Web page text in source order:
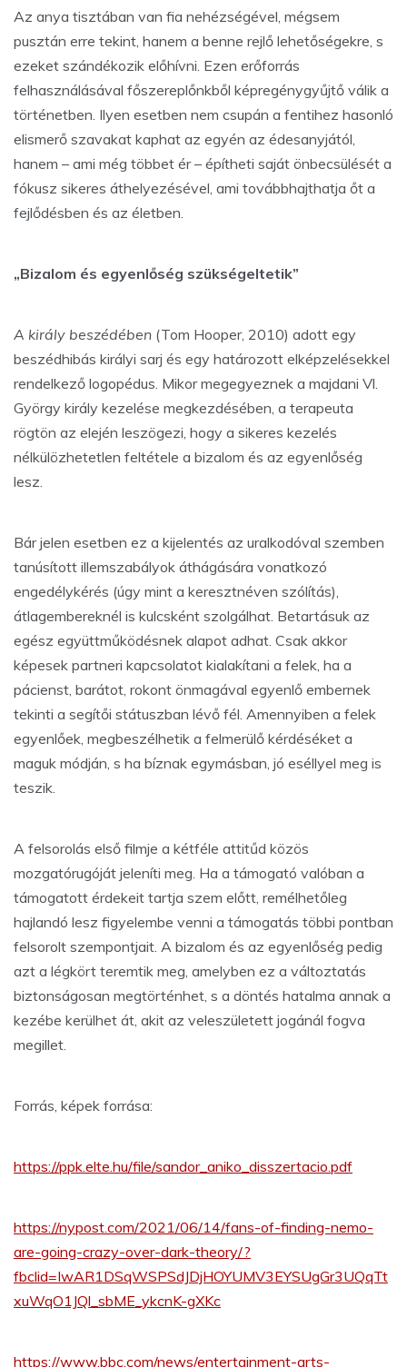
Az anya tisztában van fia nehézségével, mégsem
pusztán erre tekint, hanem a benne rejlő lehetőségekre, s
ezeket szándékozik előhívni. Ezen erőforrás
felhasználásával főszereplőnkből képregénygyűjtő válik a
történetben. Ilyen esetben nem csupán a fentihez hasonló
elismerő szavakat kaphat az egyén az édesanyjától,
hanem – ami még többet ér – építheti saját önbecsülését a
fókusz sikeres áthelyezésével, ami továbbhajthatja őt a
fejlődésben és az életben.
„Bizalom és egyenlőség szükségeltetik”
A király beszédében (Tom Hooper, 2010) adott egy
beszédhibás királyi sarj és egy határozott elképzelésekkel
rendelkező logopédus. Mikor megegyeznek a majdani Vl.
György király kezelése megkezdésében, a terapeuta
rögtön az elején leszögezi, hogy a sikeres kezelés
nélkülözhetetlen feltétele a bizalom és az egyenlőség
lesz.
Bár jelen esetben ez a kijelentés az uralkodóval szemben
tanúsított illemszabályok áthágására vonatkozó
engedélykérés (úgy mint a keresztnéven szólítás),
átlagembereknél is kulcsként szolgálhat. Betartásuk az
egész együttműködésnek alapot adhat. Csak akkor
képesek partneri kapcsolatot kialakítani a felek, ha a
pácienst, barátot, rokont önmagával egyenlő embernek
tekinti a segítői státuszban lévő fél. Amennyiben a felek
egyenlőek, megbeszélhetik a felmerülő kérdéséket a
maguk módján, s ha bíznak egymásban, jó eséllyel meg is
teszik.
A felsorolás első filmje a kétféle attitűd közös
mozgatórugóját jeleníti meg. Ha a támogató valóban a
támogatott érdekeit tartja szem előtt, remélhetőleg
hajlandó lesz figyelembe venni a támogatás többi pontban
felsorolt szempontjait. A bizalom és az egyenlőség pedig
azt a légkört teremtik meg, amelyben ez a változtatás
biztonságosan megtörténhet, s a döntés hatalma annak a
kezébe kerülhet át, akit az veleszületett jogánál fogva
megillet.
Forrás, képek forrása:
https://ppk.elte.hu/file/sandor_aniko_disszertacio.pdf
https://nypost.com/2021/06/14/fans-of-finding-nemo-
are-going-crazy-over-dark-theory/?
fbclid=IwAR1DSqWSPSdJDjHOYUMV3EYSUgGr3UQqTt
xuWqO1JQl_sbME_ykcnK-gXKc
https://www.bbc.com/news/entertainment-arts-